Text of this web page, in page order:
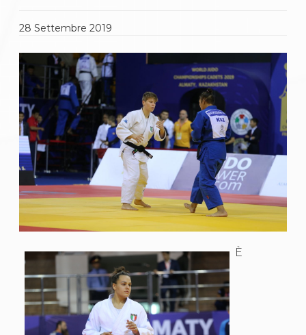
La disciplina
Gare e Risultati
Attività Didattica
Albi Federali
Karate
La disciplina
News
Gare e Risultati
Attività Didattica
Albi Federali
Arti marziali
Aikido
Ju Jitsu
Capoeira
Grappling
BJJ
Pancrazio/Pankration
S'istrumpa
News
28Settembre2019
È